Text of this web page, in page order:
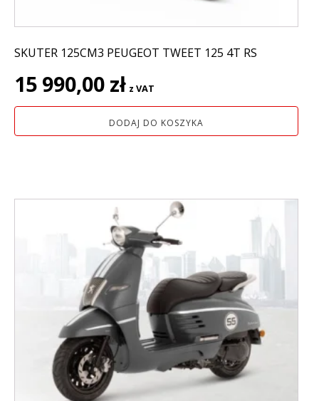
SKUTER 125CM3 PEUGEOT TWEET 125 4T RS
15 990,00 zł z VAT
DODAJ DO KOSZYKA